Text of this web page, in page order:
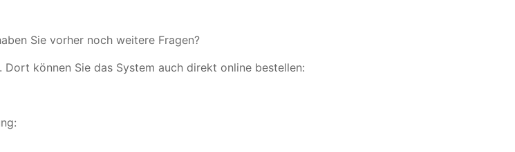
Sie vorher noch weitere Fragen?
können Sie das System auch direkt online bestellen: